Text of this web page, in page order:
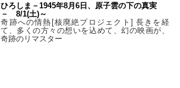
ひろしま－1945年8月6日、原子雲の下の真実
－ 8/1(土)～
奇跡への情熱[核廃絶プロジェクト] 長きを経
て、多くの方々の想いを込めて、幻の映画が、
奇跡のリマスター